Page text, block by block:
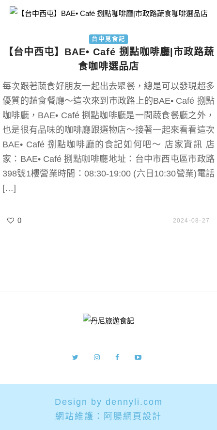
台中覓食記
【台中西屯】BAE• Café 捌點咖啡廳|市政路蔬
食咖啡選品店
每次跟著蔬食好朋友一起出去聚餐，總是可以發現超多
優質的蔬食餐廳～這次來到市政路上的BAE• Café 捌點
咖啡廳，BAE• Café 捌點咖啡廳是一間蔬食餐廳之外，
也是很有品味的咖啡廳跟選物店～接著一起來看看這次
BAE• Café 捌點咖啡廳的食記如何吧～ 店家資訊 店
家：BAE• Café 捌點咖啡廳地址：台中市西屯區市政路
398號1樓營業時間：08:30-19:00 (六日10:30營業)電話
[…]
0 2024-08-27
Design by dennyli.com
網站維護： 阿腸網頁設計